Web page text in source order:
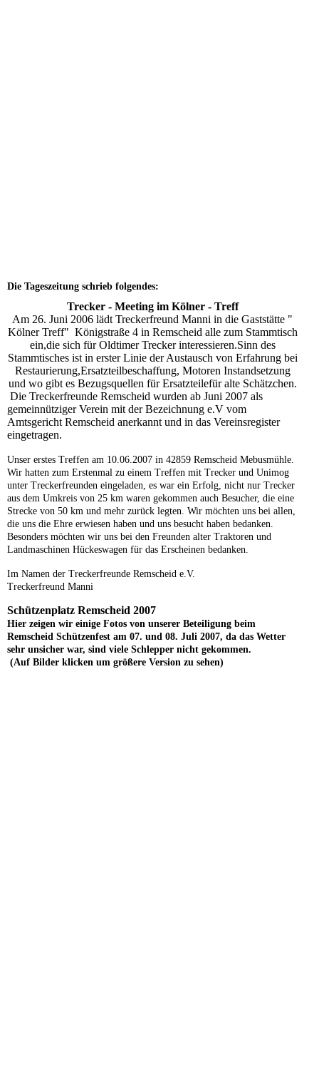
Die Tageszeitung schrieb folgendes:
Trecker - Meeting im Kölner - Treff
Am 26. Juni 2006 lädt Treckerfreund Manni in die Gaststätte "
Kölner Treff" Königstraße 4 in Remscheid alle zum Stammtisch
ein,die sich für Oldtimer Trecker interessieren.Sinn des
Stammtisches ist in erster Linie der Austausch von Erfahrung bei
Restaurierung,Ersatzteilbeschaffung, Motoren Instandsetzung
und wo gibt es Bezugsquellen für Ersatzteilefür alte Schätzchen.
Die Treckerfreunde Remscheid wurden ab Juni 2007 als
gemeinnütziger Verein mit der Bezeichnung e.V vom
Amtsgericht Remscheid anerkannt und in das Vereinsregister
eingetragen.
Unser erstes Treffen am 10.06.2007 in 42859 Remscheid Mebusmühle.
Wir hatten zum Erstenmal zu einem Treffen mit Trecker und Unimog
unter Treckerfreunden eingeladen, es war ein Erfolg, nicht nur Trecker
aus dem Umkreis von 25 km waren gekommen auch Besucher, die eine
Strecke von 50 km und mehr zurück legten. Wir möchten uns bei allen,
die uns die Ehre erwiesen haben und uns besucht haben bedanken.
Besonders möchten wir uns bei den Freunden alter Traktoren und
Landmaschinen Hückeswagen für das Erscheinen bedanken.
Im Namen der Treckerfreunde Remscheid e.V.
Treckerfreund Manni
Schützenplatz Remscheid 2007
Hier zeigen wir einige Fotos von unserer Beteiligung beim
Remscheid Schützenfest am 07. und 08. Juli 2007, da das Wetter
sehr unsicher war, sind viele Schlepper nicht gekommen.
(Auf Bilder klicken um größere Version zu sehen)